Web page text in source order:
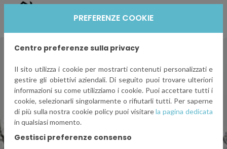
PREFERENZE COOKIE
Centro preferenze sulla privacy
Il sito utilizza i cookie per mostrarti contenuti personalizzati e
gestire gli obiettivi aziendali. Di seguito puoi trovare ulteriori
informazioni su come utilizziamo i cookie. Puoi accettare tutti i
cookie, selezionarli singolarmente o rifiutarli tutti. Per saperne
di più sulla nostra cookie policy puoi visitarela pagina dedicata
in qualsiasi momento.
Gestisci preferenze consenso